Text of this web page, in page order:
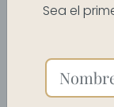
Sea el